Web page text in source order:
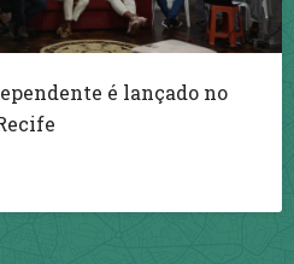
é lançado no